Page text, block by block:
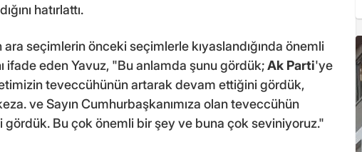
hatırlattı.
seçimlerin önceki seçimlerle kıyaslandığında önemli
ifade eden Yavuz, "Bu anlamda şunu gördük;Ak Parti'ye
teveccühünün artarak devam ettiğini gördük,
ve Sayın Cumhurbaşkanımıza olan teveccühün
Bu çok önemli bir şey ve buna çok seviniyoruz."